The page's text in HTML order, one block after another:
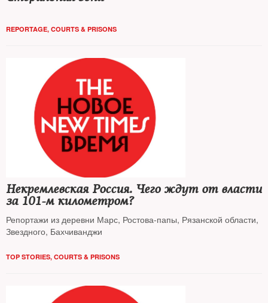
REPORTAGE, COURTS & PRISONS
Некремлевская Россия. Чего ждут от власти
за 101-м километром?
Репортажи из деревни Марс, Ростова-папы, Рязанской области,
Звездного, Бахчиванджи
TOP STORIES, COURTS & PRISONS